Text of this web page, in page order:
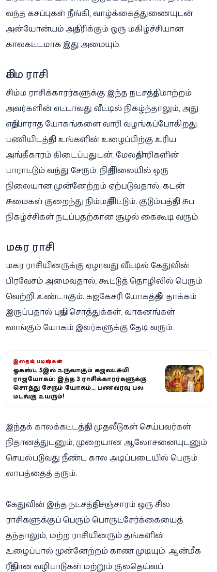
வந்த கசப்புகள் நீங்கி, வாழ்க்கைத்துணையுடன்
அன்யோன்யம் அதிகரிக்கும் ஒரு மகிழ்ச்சியான
காலகட்டமாக இது அமையும்.
சிம்ம ராசி
சிம்ம ராசிக்காரர்களுக்கு இந்த நட்சத்திர மாற்றம்
அவர்களின் எட்டாவது வீட்டில் நிகழ்ந்தாலும், அது
எதிர்பாராத யோகங்களை வாரி வழங்கப்போகிறது.
பணியிடத்தில் உங்களின் உழைப்பிற்கு உரிய
அங்கீகாரம் கிடைப்பதுடன், மேலதிகாரிகளின்
பாராட்டும் வந்து சேரும். நிதி நிலையில் ஒரு
நிலையான முன்னேற்றம் ஏற்படுவதால், கடன்
சுமைகள் குறைந்து நிம்மதி கிட்டும். குடும்பத்தில் சுப
நிகழ்ச்சிகள் நடப்பதற்கான சூழல் கைகூடி வரும்.
மகர ராசி
மகர ராசியினருக்கு ஏழாவது வீட்டில் கேதுவின்
பிரவேசம் அமைவதால், கூட்டுத் தொழிலில் பெரும்
வெற்றி உண்டாகும். கஜகேசரி யோகத்தின் தாக்கம்
இருப்பதால் புதிய சொத்துக்கள், வாகனங்கள்
வாங்கும் யோகம் இவர்களுக்கு தேடி வரும்.
இதையும் படியுங்கள்
ஓகஸ்ட் 5இல் உருவாகும் கஜலட்சுமி
ராஜயோகம்: இந்த 3 ராசிக்காரர்களுக்கு
சொத்து சேரும் யோகம்... பணவரவு பல
மடங்கு உயரும்!
இந்தக் காலக்கட்டத்தில் முதலீடுகள் செய்பவர்கள்
நிதானத்துடனும், முறையான ஆலோசனையுடனும்
செயல்படுவது நீண்ட கால அடிப்படையில் பெரும்
லாபத்தைத் தரும்.
கேதுவின் இந்த நட்சத்திர சஞ்சாரம் ஒரு சில
ராசிகளுக்குப் பெரும் பொருட்சேர்க்கையைத்
தந்தாலும், மற்ற ராசியினரும் தங்களின்
உழைப்பால் முன்னேற்றம் காண முடியும். ஆன்மீக
ரீதியான வழிபாடுகள் மற்றும் குலதெய்வப்